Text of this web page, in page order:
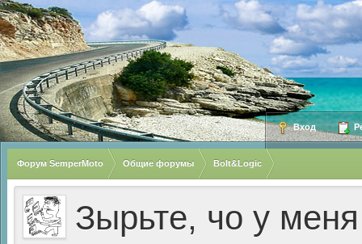
Вход
Форум SemperMoto Общие форумы Bolt&Logic
Зырьте, чо у